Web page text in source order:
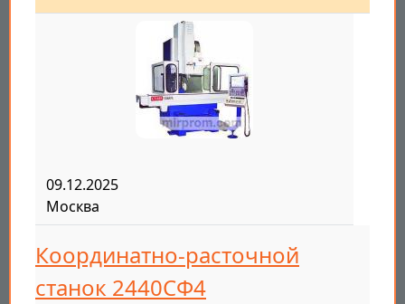
09.12.2025
Москва
Координатно-расточной
станок 2440СФ4